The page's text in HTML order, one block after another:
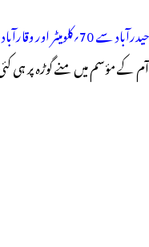
حیدرآباد سے 70؍کلومیٹر اور وقارآباد سے 10؍کلومیٹر کے فاصلہ پر مؤجود منے گوڑہ
آم کے مؤسم میں منے گوڑہ پر ہی